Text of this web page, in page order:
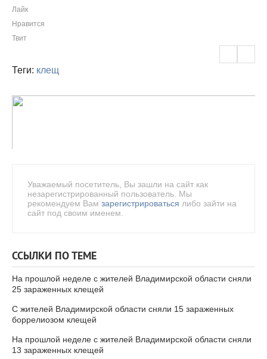
Лайк
Нравится
Твит
Теги: клещ
Уважаемый посетитель, Вы зашли на сайт как
незарегистрированный пользователь. Мы
рекомендуем Вам зарегистрироваться либо зайти на
сайт под своим именем.
ССЫЛКИ ПО ТЕМЕ
На прошлой неделе с жителей Владимирской области сняли
25 зараженных клещей
С жителей Владимирской области сняли 15 зараженных
боррелиозом клещей
На прошлой неделе с жителей Владимирской области сняли
13 зараженных клещей